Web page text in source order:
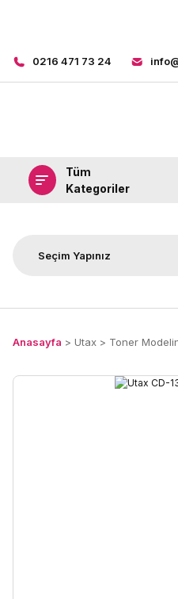
0216 471 73 24
Tüm
Kategoriler
Anasayfa Utax Toner